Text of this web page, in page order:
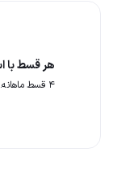
بعد از خرید هم
هر قسط با
۴ قسط ماهانه. بدون سود، چک و ضامن.